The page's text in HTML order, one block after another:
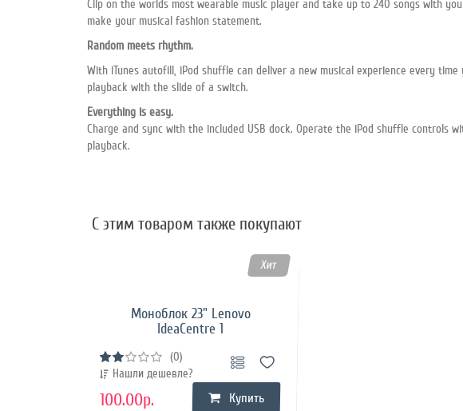
Clip on the worlds most wearable music player and take up to 240 songs with
make your musical fashion statement.
Random meets rhythm.
With iTunes autofill, iPod shuffle can deliver a new musical experience every
playback with the slide of a switch.
Everything is easy.
Charge and sync with the included USB dock. Operate the iPod shuffle controls
playback.
C этим товаром также покупают
Хит
Моноблок 23" Lenovo
IdeaCentre 1
(0)
Нашли дешевле?
100.00р. Купить